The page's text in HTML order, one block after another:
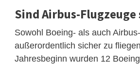
Sind Airbus-Flugzeuge
Sowohl Boeing- als auch
außerordentlich sicher zu
Jahresbeginn wurden 12